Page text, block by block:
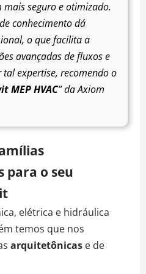
mais seguro e otimizado.
conhecimento dá
o que facilita a
avançadas de fluxos e
expertise, recomendo o
MEP HVAC” da Axiom
para o seu
elétrica e hidráulica
temos que nos
arquitetônicas e de